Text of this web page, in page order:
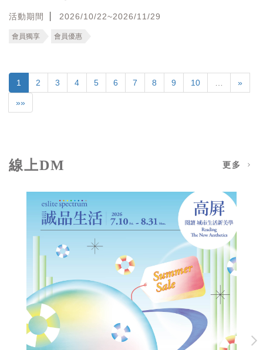
活動期間 2026/10/22~2026/11/29
會員獨享 會員優惠
1 2 3 4 5 6 7 8 9 10 »
»»
線上DM 更多